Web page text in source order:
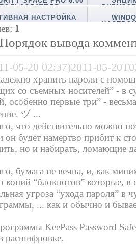
НАСТРОЙКА
: 1
Порядок вывода
05-20 02:37)2011-05-
хранить пароли с
со съемных носителей” - в
особенно первые три” -
ヅ ...
что действительно можно
он будет намертво прибит к
но и набирать, ломающие
бумага не вечна, и, как
копий “блокнотов” которые,
угроза “ухода пароля” в
... как и обычно и
KeePass Password Safe
расшифровке.